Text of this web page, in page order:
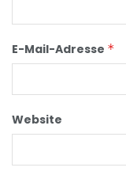
E-Mail-Adresse *
Website